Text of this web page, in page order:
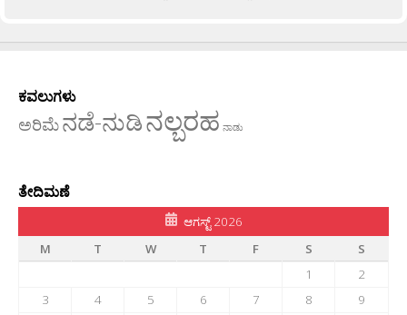
ಕವಲುಗಳು
ಅರಿಮೆನಡೆ-ನುಡಿನಲ್ಬರಹ ನಾಡು
ತೇದಿಮಣೆ
ಆಗಸ್ಟ್ 2026
M
T W T F S
S
1
2
3
4 5 6 7 8
9